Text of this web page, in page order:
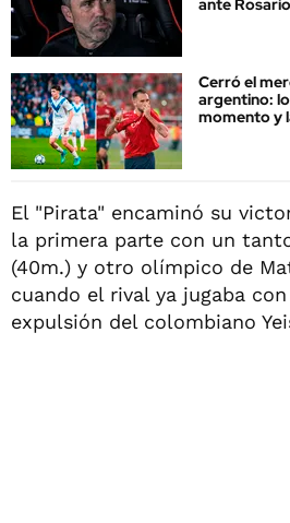
ante
Cerró el
argentino:
momento y
El "Pirata" encaminó su
la primera parte con un
(40m.) y otro olímpico de
cuando el rival ya jugaba
expulsión del colombiano